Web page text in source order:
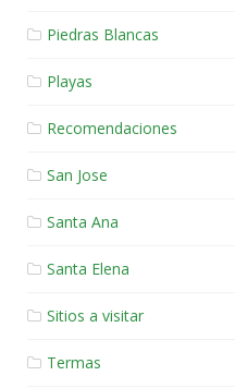
Piedras Blancas
Playas
Recomendaciones
San Jose
Santa Ana
Santa Elena
Sitios a visitar
Termas